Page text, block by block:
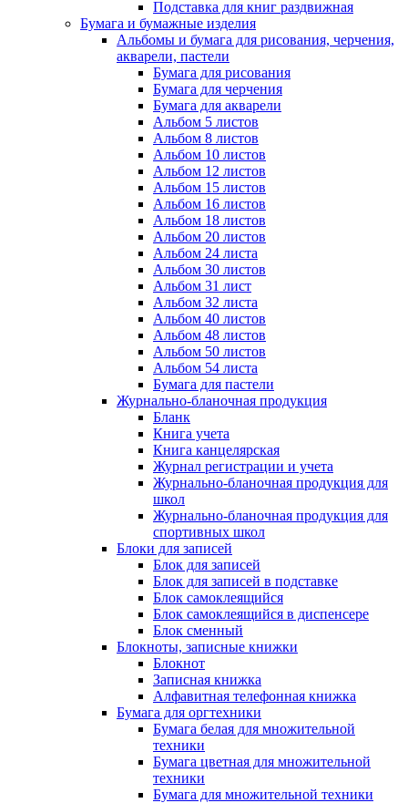
Подставка для книг раздвижная
Бумага и бумажные изделия
Альбомы и бумага для рисования, черчения,
акварели, пастели
Бумага для рисования
Бумага для черчения
Бумага для акварели
Альбом 5 листов
Альбом 8 листов
Альбом 10 листов
Альбом 12 листов
Альбом 15 листов
Альбом 16 листов
Альбом 18 листов
Альбом 20 листов
Альбом 24 листа
Альбом 30 листов
Альбом 31 лист
Альбом 32 листа
Альбом 40 листов
Альбом 48 листов
Альбом 50 листов
Альбом 54 листа
Бумага для пастели
Журнально-бланочная продукция
Бланк
Книга учета
Книга канцелярская
Журнал регистрации и учета
Журнально-бланочная продукция для
школ
Журнально-бланочная продукция для
спортивных школ
Блоки для записей
Блок для записей
Блок для записей в подставке
Блок самоклеящийся
Блок самоклеящийся в диспенсере
Блок сменный
Блокноты, записные книжки
Блокнот
Записная книжка
Алфавитная телефонная книжка
Бумага для оргтехники
Бумага белая для множительной
техники
Бумага цветная для множительной
техники
Бумага для множительной техники